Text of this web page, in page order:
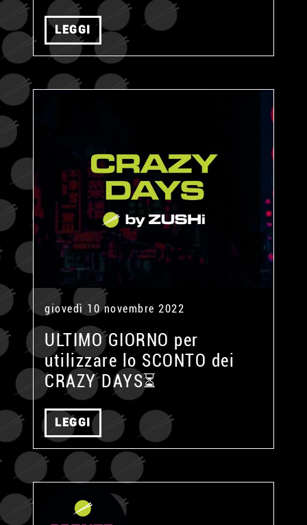
LEGGI
giovedì 10 novembre 2022
ULTIMO GIORNO per
utilizzare lo SCONTO dei
CRAZY DAYS⏳
LEGGI